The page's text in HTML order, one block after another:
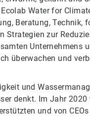
Water for
Beratung,
zur
Unternehmens
überwachen und
und
denkt. Im Jahr
und von